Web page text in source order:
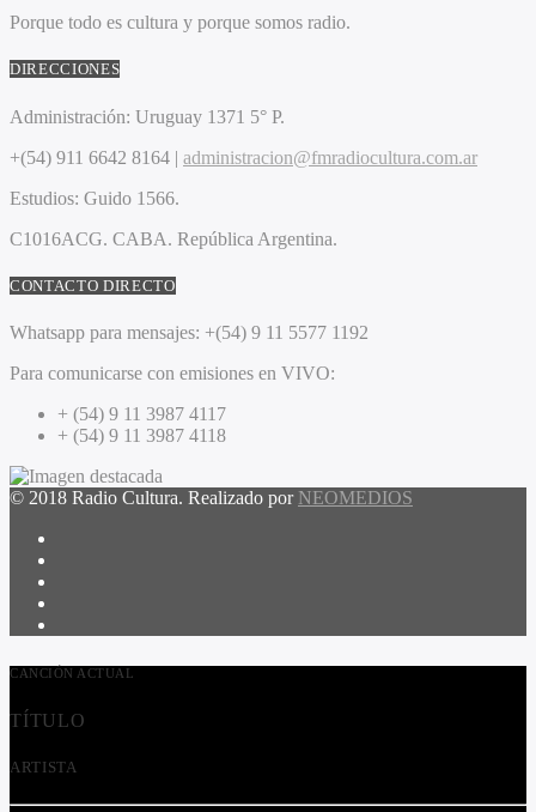
Porque todo es cultura y porque somos radio.
DIRECCIONES
Administración: Uruguay 1371 5° P.
+(54) 911 6642 8164 | administracion@fmradiocultura.com.ar
Estudios: Guido 1566.
C1016ACG. CABA. República Argentina.
CONTACTO DIRECTO
Whatsapp para mensajes: +(54) 9 11 5577 1192
Para comunicarse con emisiones en VIVO:
+ (54) 9 11 3987 4117
+ (54) 9 11 3987 4118
© 2018 Radio Cultura. Realizado por NEOMEDIOS
CANCIÓN ACTUAL
TÍTULO
ARTISTA